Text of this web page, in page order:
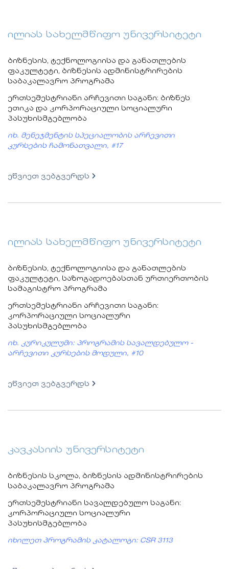
ილიას სახელმწიფო უნივერსიტეტი
ბიზნესის, ტექნოლოგიისა და განათლების
ფაკულტეტი, ბიზნესის ადმინისტრირების
საბაკალავრო პროგრამა
ერთსემესტრიანი არჩევითი საგანი: ბიზნეს
ეთიკა და კორპორაციული სოციალური
პასუხისმგებლობა
იხ. მენეჯმენტის სპეციალობის არჩევითი
კურსების ჩამონათვალი, #17
ეწვიეთ ვებგვერდს
ილიას სახელმწიფო უნივერსიტეტი
ბიზნესის, ტექნოლოგიისა და განათლების
ფაკულტეტი, საზოგადოებასთან ურთიერთობის
სამაგისტრო პროგრამა
ერთსემესტრიანი არჩევითი საგანი:
კორპორაციული სოციალური
პასუხისმგებლობა
იხ. კურიკულუმი: პროგრამის სავალდებულო -
არჩევითი კურსების მოდული, #10
ეწვიეთ ვებგვერდს
კავკასიის უნივერსიტეტი
ბიზნესის სკოლა, ბიზნესის ადმინისტრირების
საბაკალავრო პროგრამა
ერთსემესტრიანი სავალდებულო საგანი:
კორპორაციული სოციალური
პასუხისმგებლობა
იხილეთ პროგრამის კატალოგი: CSR 3113